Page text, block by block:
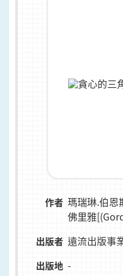
作者 瑪瑞琳.伯恩
佛里雅
出版者 遠流出版事
出版地 -